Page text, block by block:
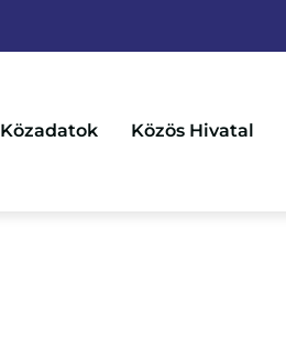
Közadatok Közös Hivatal